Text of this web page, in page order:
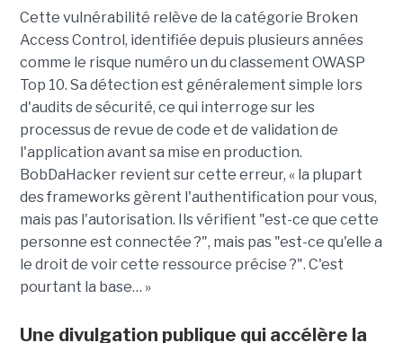
Cette vulnérabilité relève de la catégorie Broken
Access Control, identifiée depuis plusieurs années
comme le risque numéro un du classement OWASP
Top 10. Sa détection est généralement simple lors
d'audits de sécurité, ce qui interroge sur les
processus de revue de code et de validation de
l'application avant sa mise en production.
BobDaHacker revient sur cette erreur, « la plupart
des frameworks gèrent l'authentification pour vous,
mais pas l'autorisation. Ils vérifient "est-ce que cette
personne est connectée ?", mais pas "est-ce qu'elle a
le droit de voir cette ressource précise ?". C'est
pourtant la base… »
Une divulgation publique qui accélère la